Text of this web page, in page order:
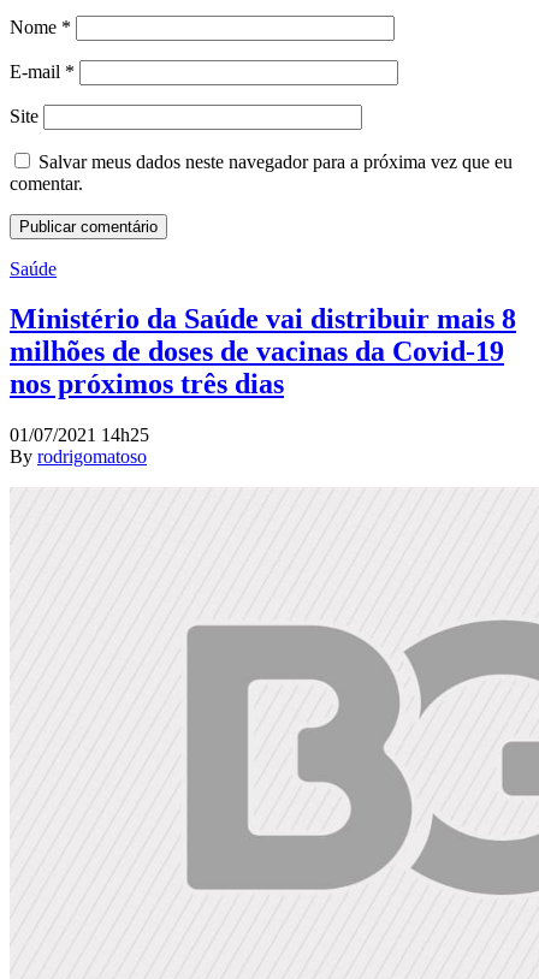
Nome *
E-mail *
Site
Salvar meus dados neste navegador para a próxima vez que eu
comentar.
Saúde
Ministério da Saúde vai distribuir mais 8
milhões de doses de vacinas da Covid-19
nos próximos três dias
01/07/2021 14h25
By rodrigomatoso